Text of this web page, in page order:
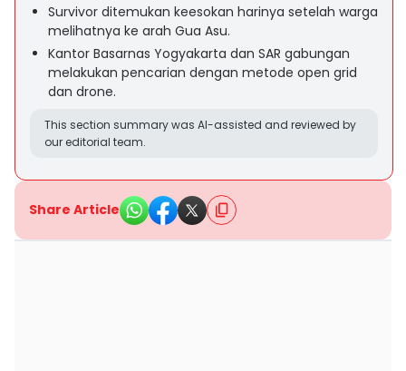
Survivor ditemukan keesokan harinya setelah warga
melihatnya ke arah Gua Asu.
Kantor Basarnas Yogyakarta dan SAR gabungan
melakukan pencarian dengan metode open grid
dan drone.
This section summary was AI-assisted and reviewed by
our editorial team.
Share Article